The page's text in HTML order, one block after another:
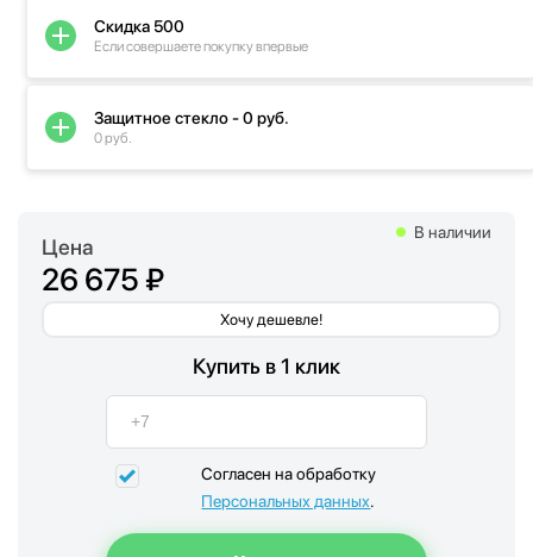
Цена
26 675 ₽
Хочу дешевле!
В наличии
Купить в 1 клик
Согласен на обработку
Персональных данных.
Скидка 500
Если совершаете покупку впервые
Защитное стекло - 0 руб.
0 руб.